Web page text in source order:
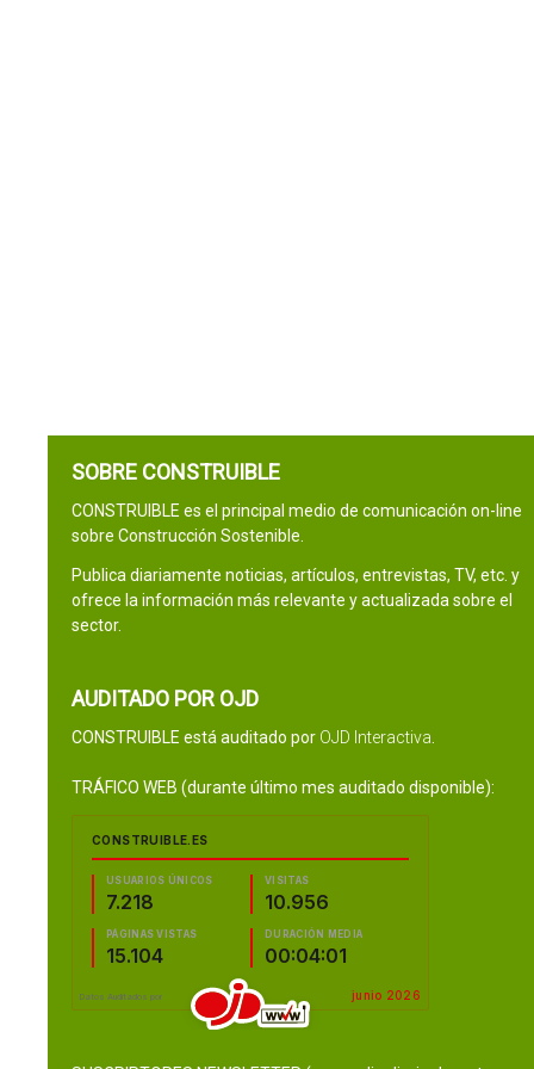
SOBRE CONSTRUIBLE
CONSTRUIBLE es el principal medio de comunicación on-line
sobre Construcción Sostenible.
Publica diariamente noticias, artículos, entrevistas, TV, etc. y
ofrece la información más relevante y actualizada sobre el
sector.
AUDITADO POR OJD
CONSTRUIBLE está auditado por OJD Interactiva
TRÁFICO WEB (durante último mes auditado disponible):